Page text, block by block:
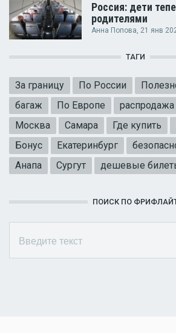
Россия: дети
родителями
Анна Попова , 21 янв
ТАГИ
За границу По России
багаж
По Европе распродажа
Москва
Самара Где купить
Бонус
Екатеринбург
Анапа
Сургут дешевые
ПОИСК ПО